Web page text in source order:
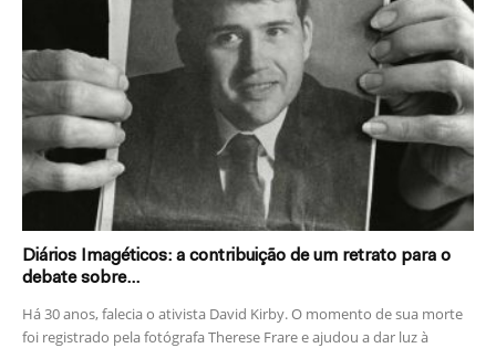
Diários Imagéticos: a contribuição de um retrato para o
debate sobre...
Há 30 anos, falecia o ativista David Kirby. O momento de sua morte
foi registrado pela fotógrafa Therese Frare e ajudou a dar luz à